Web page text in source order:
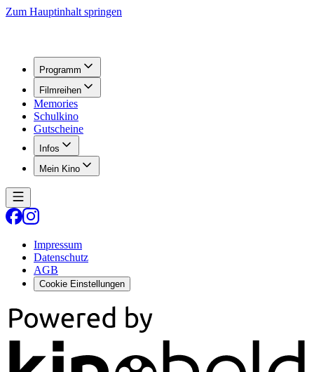
Zum Hauptinhalt springen
Programm
Filmreihen
Memories
Schulkino
Gutscheine
Infos
Mein Kino
Impressum
Datenschutz
AGB
Cookie Einstellungen